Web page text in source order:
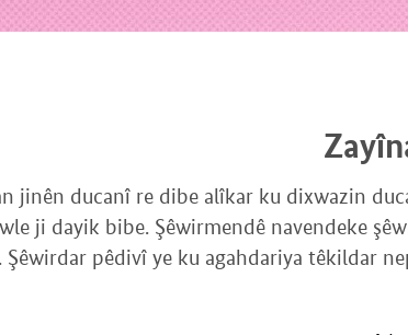
jinên ducanî re dibe alîkar ku dixwazin
ji dayik bibe. Şêwirmendê navendeke
Şêwirdar pêdivî ye ku agahdariya têkildar